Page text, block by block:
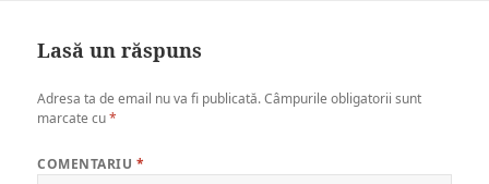
Lasă un răspuns
Adresa ta de email nu va fi publicată. Câmpurile obligatorii sunt
marcate cu*
COMENTARIU *